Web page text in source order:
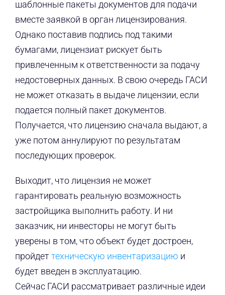
шаблонные пакеты документов для подачи
вместе заявкой в орган лицензирования.
Однако поставив подпись под такими
бумагами, лицензиат рискует быть
привлеченным к ответственности за подачу
недостоверных данных. В свою очередь ГАСИ
не может отказать в выдаче лицензии, если
подается полный пакет документов.
Получается, что лицензию сначала выдают, а
уже потом аннулируют по результатам
последующих проверок.
Выходит, что лицензия не может
гарантировать реальную возможность
застройщика выполнить работу. И ни
заказчик, ни инвесторы не могут быть
уверены в том, что объект будет достроен,
пройдеттехническую инвентаризацию и
будет введен в эксплуатацию.
Сейчас ГАСИ рассматривает различные идеи